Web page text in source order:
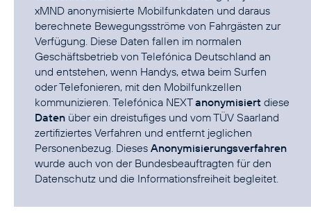
xMND anonymisierte Mobilfunkdaten und daraus
berechnete Bewegungsströme von Fahrgästen zur
Verfügung. Diese Daten fallen im normalen
Geschäftsbetrieb von Telefónica Deutschland an
und entstehen, wenn Handys, etwa beim Surfen
oder Telefonieren, mit den Mobilfunkzellen
kommunizieren. Telefónica NEXTanonymisiert diese
Daten über ein dreistufiges und vom TÜV Saarland
zertifiziertes Verfahren und entfernt jeglichen
Personenbezug. Dieses Anonymisierungsverfahren
wurde auch von der Bundesbeauftragten für den
Datenschutz und die Informationsfreiheit begleitet.